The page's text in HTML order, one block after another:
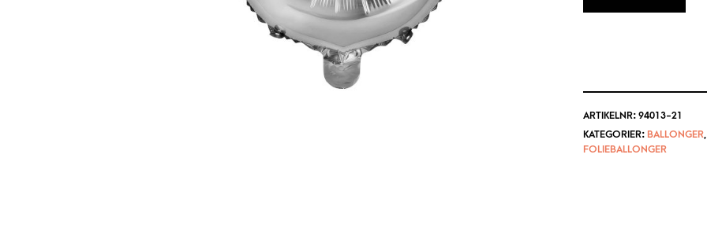
ARTIKELNR: 94013-21
KATEGORIER: BALLONGER,
FOLIEBALLONGER